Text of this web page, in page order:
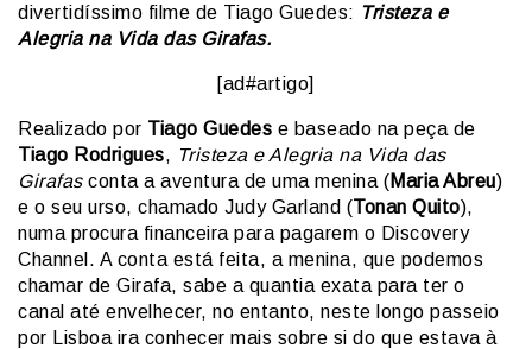
divertidíssimo filme de Tiago Guedes: Tristeza e
Alegria na Vida das Girafas.
[ad#artigo]
Realizado por Tiago Guedes e baseado na peça de
Tiago Rodrigues, Tristeza e Alegria na Vida das
Girafasconta a aventura de uma menina (Maria Abreu)
e o seu urso, chamado Judy Garland (Tonan Quito),
numa procura financeira para pagarem o Discovery
Channel. A conta está feita, a menina, que podemos
chamar de Girafa, sabe a quantia exata para ter o
canal até envelhecer, no entanto, neste longo passeio
por Lisboa ira conhecer mais sobre si do que estava à